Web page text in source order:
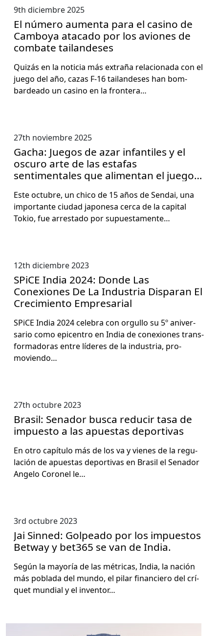
9th diciembre 2025
El número aumenta para el casino de
Camboya atacado por los aviones de
combate tailandeses
Quizás en la noti­cia más extraña rela­ciona­da con el
juego del año, cazas F‑16 tai­lan­deses han bom­
bardea­do un casi­no en la fron­tera…
27th noviembre 2025
Gacha: Juegos de azar infantiles y el
oscuro arte de las estafas
sentimentales que alimentan el juego
Este octubre, un chico de 15 años de Sendai, una
impor­tante ciu­dad japone­sa cer­ca de la cap­i­tal
Tokio, fue arresta­do por supues­ta­mente…
12th diciembre 2023
SPiCE India 2024: Donde Las
Conexiones De La Industria Disparan El
Crecimiento Empresarial
SPiCE India 2024 cel­e­bra con orgul­lo su 5º aniver­
sario como epi­cen­tro en India de conex­iones trans­
for­mado­ras entre líderes de la indus­tria, pro­
movien­do…
27th octubre 2023
Brasil: Senador busca reducir tasa de
impuesto a las apuestas deportivas
En otro capí­tu­lo más de los va y vienes de la reg­u­
lación de apues­tas deporti­vas en Brasil el Senador
Ange­lo Coro­nel le…
3rd octubre 2023
Jai Sinned: Golpeado por los impuestos
Betway y bet365 se van de India.
Según la may­oría de las métri­c­as, India, la nación
más pobla­da del mun­do, el pilar financiero del crí­
quet mundi­al y el inven­tor…